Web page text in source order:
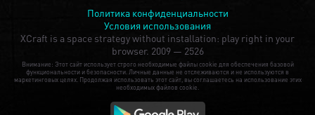
Политика конфиденциальности
Условия использования
XCraft is a space strategy without installation: play right in your
browser. 2009 — 2526
Внимание: Этот сайт использует строго необходимые файлы cookie для обеспечения базовой
функциональности и безопасности. Личные данные не отслеживаются и не используются в
маркетинговых целях. Продолжая использовать этот сайт, вы соглашаетесь на использование этих
необходимых файлов cookie.